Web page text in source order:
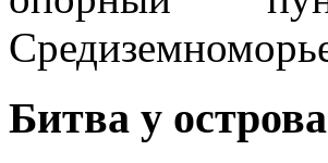
Битва у